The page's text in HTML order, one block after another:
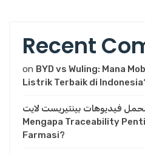
Recent
on BYD vs Wuling: Mana
Listrik Terbaik di
فيديوهات بينتيريست لايت
Mengapa Traceability
Farmasi?